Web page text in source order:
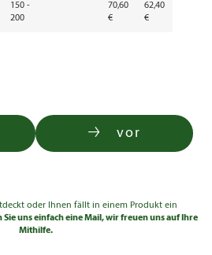
150 -
200
70,60
€
62,40
€
vor
oder Ihnen fällt in einem Produkt ein
Sie uns einfach eine Mail, wir freuen uns auf Ihre
Mithilfe.